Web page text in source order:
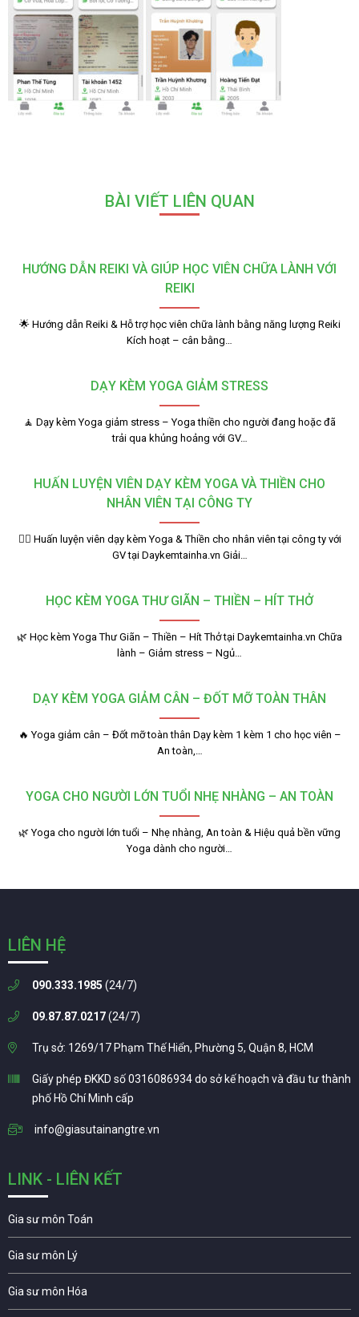
BÀI VIẾT LIÊN QUAN
HƯỚNG DẪN REIKI VÀ GIÚP HỌC VIÊN CHỮA LÀNH VỚI
REIKI
🌟 Hướng dẫn Reiki & Hỗ trợ học viên chữa lành bằng năng lượng Reiki
Kích hoạt – cân bằng…
DẠY KÈM YOGA GIẢM STRESS
🧘 Dạy kèm Yoga giảm stress – Yoga thiền cho người đang hoặc đã
trải qua khủng hoảng với GV…
HUẤN LUYỆN VIÊN DẠY KÈM YOGA VÀ THIỀN CHO
NHÂN VIÊN TẠI CÔNG TY
🧘‍♂️ Huấn luyện viên dạy kèm Yoga & Thiền cho nhân viên tại công ty với
GV tại Daykemtainha.vn Giải…
HỌC KÈM YOGA THƯ GIÃN – THIỀN – HÍT THỞ
🌿 Học kèm Yoga Thư Giãn – Thiền – Hít Thở tại Daykemtainha.vn Chữa
lành – Giảm stress – Ngủ…
DẠY KÈM YOGA GIẢM CÂN – ĐỐT MỠ TOÀN THÂN
🔥 Yoga giảm cân – Đốt mỡ toàn thân Dạy kèm 1 kèm 1 cho học viên –
An toàn,…
YOGA CHO NGƯỜI LỚN TUỔI NHẸ NHÀNG – AN TOÀN
🌿 Yoga cho người lớn tuổi – Nhẹ nhàng, An toàn & Hiệu quả bền vững
Yoga dành cho người…
LIÊN HỆ
090.333.1985 (24/7)
09.87.87.0217(24/7)
Trụ sở: 1269/17 Phạm Thế Hiển, Phường 5, Quận 8, HCM
Giấy phép ĐKKD số 0316086934 do sở kế hoạch và đầu tư thành
phố Hồ Chí Minh cấp
info@giasutainangtre.vn
LINK - LIÊN KẾT
Gia sư môn Toán
Gia sư môn Lý
Gia sư môn Hóa